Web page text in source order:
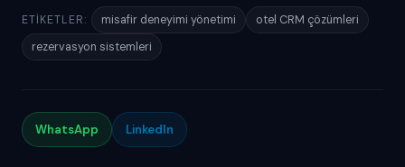
ETIKETLER: misafir deneyimi yönetimi
otel CRM çözümleri
rezervasyon sistemleri
WhatsApp LinkedIn